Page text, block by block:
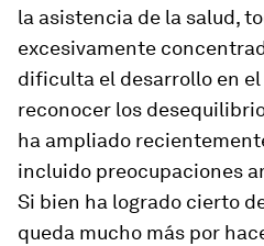
la asistencia de la salud,
excesivamente
dificulta el desarrollo en el
reconocer los
ha ampliado
incluido preocupaciones
Si bien ha logrado cierto
queda mucho más por